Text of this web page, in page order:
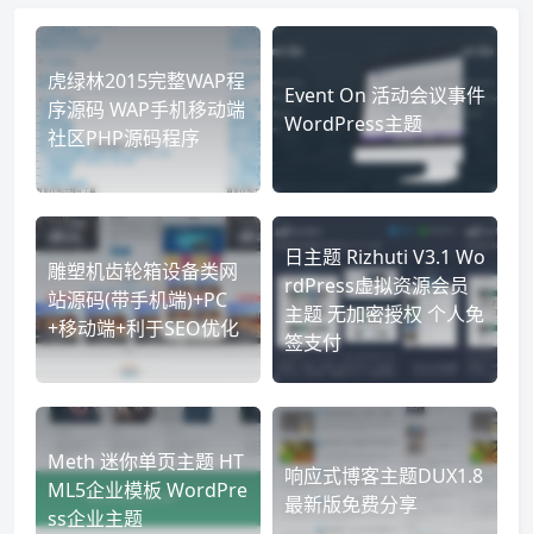
虎绿林2015完整WAP程
序源码 WAP手机移动端
社区PHP源码程序
Event On 活动会议事件
WordPress主题
雕塑机齿轮箱设备类网
站源码(带手机端)+PC
+移动端+利于SEO优化
日主题 Rizhuti V3.1 Wo
rdPress虚拟资源会员
主题 无加密授权 个人免
签支付
Meth 迷你单页主题 HT
ML5企业模板 WordPre
ss企业主题
响应式博客主题DUX1.8
最新版免费分享